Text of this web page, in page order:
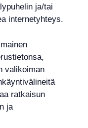
ja/tai
internetyhteys.
valikoiman
ratkaisun
ja